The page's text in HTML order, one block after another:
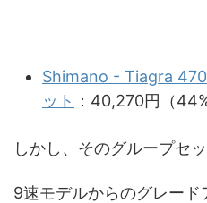
Shimano - Tiagra
ット ：40,270円（
しかし、そのグループセ
9速モデルからのグレー